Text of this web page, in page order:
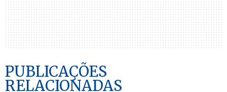
PUBLICAÇÕES
RELACIONADAS